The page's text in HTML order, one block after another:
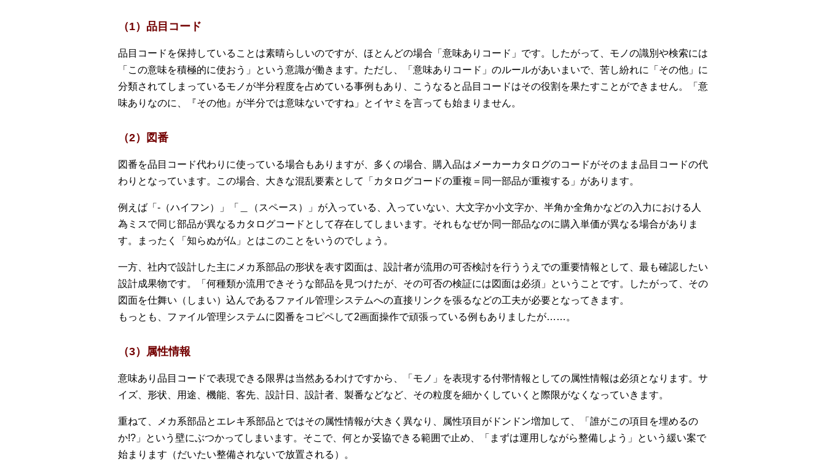
（1）品目コード
品目コードを保持していることは素晴らしいのですが、ほとんどの場合「意味ありコード」です。したがって、モノの識別や検索には
「この意味を積極的に使おう」という意識が働きます。ただし、「意味ありコード」のルールがあいまいで、苦し紛れに「その他」に
分類されてしまっているモノが半分程度を占めている事例もあり、こうなると品目コードはその役割を果たすことができません。「意
味ありなのに、『その他』が半分では意味ないですね」とイヤミを言っても始まりません。
（2）図番
図番を品目コード代わりに使っている場合もありますが、多くの場合、購入品はメーカーカタログのコードがそのまま品目コードの代
わりとなっています。この場合、大きな混乱要素として「カタログコードの重複＝同一部品が重複する」があります。
例えば「‐（ハイフン）」「＿（スペース）」が入っている、入っていない、大文字か小文字か、半角か全角かなどの入力における人
為ミスで同じ部品が異なるカタログコードとして存在してしまいます。それもなぜか同一部品なのに購入単価が異なる場合がありま
す。まったく「知らぬが仏」とはこのことをいうのでしょう。
一方、社内で設計した主にメカ系部品の形状を表す図面は、設計者が流用の可否検討を行ううえでの重要情報として、最も確認したい
設計成果物です。「何種類か流用できそうな部品を見つけたが、その可否の検証には図面は必須」ということです。したがって、その
図面を仕舞い（しまい）込んであるファイル管理システムへの直接リンクを張るなどの工夫が必要となってきます。
もっとも、ファイル管理システムに図番をコピペして2画面操作で頑張っている例もありましたが……。
（3）属性情報
意味あり品目コードで表現できる限界は当然あるわけですから、「モノ」を表現する付帯情報としての属性情報は必須となります。サ
イズ、形状、用途、機能、客先、設計日、設計者、製番などなど、その粒度を細かくしていくと際限がなくなっていきます。
重ねて、メカ系部品とエレキ系部品とではその属性情報が大きく異なり、属性項目がドンドン増加して、「誰がこの項目を埋めるの
か!?」という壁にぶつかってしまいます。そこで、何とか妥協できる範囲で止め、「まずは運用しながら整備しよう」という緩い案で
始まります（だいたい整備されないで放置される）。